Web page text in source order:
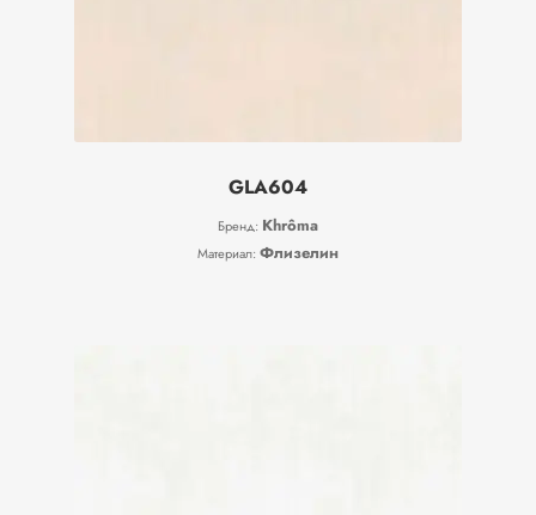
GLA604
Бренд: Khrôma
Материал: Флизелин